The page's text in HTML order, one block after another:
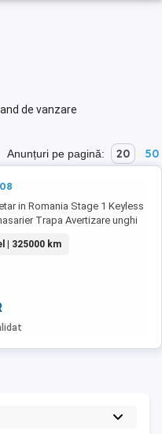
de vanzare
Anunțuri pe pagină: 20 50
in Romania Stage 1 Keyless
Trapa Avertizare unghi
WAG cu istoric
ofera fiscal pe loc
| 325000 km